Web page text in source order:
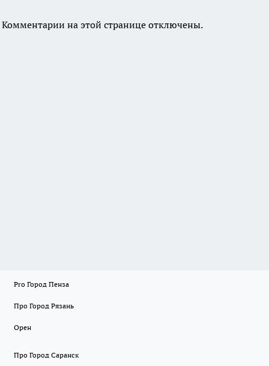
Комментарии на этой странице отключены.
Pro Город Пенза
Про Город Рязань
Орен
Про Город Саранск